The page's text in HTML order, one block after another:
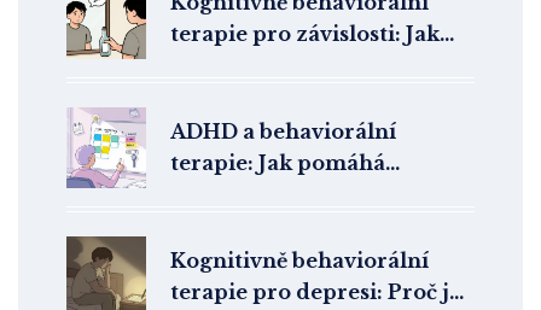
terapie pro závislosti: Jak
ADHD a behaviorální
terapie: Jak pomáhá
nepozornosti
Kognitivně behaviorální
terapie pro depresi: Proč je